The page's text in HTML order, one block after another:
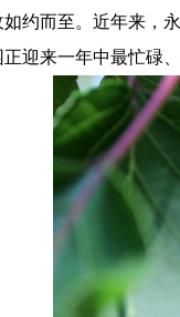
约而至。近年来，
迎来一年中最忙碌